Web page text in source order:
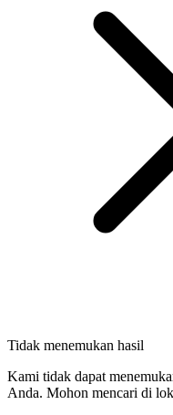
Tidak menemukan hasil
Kami tidak dapat
Anda. Mohon mencari di